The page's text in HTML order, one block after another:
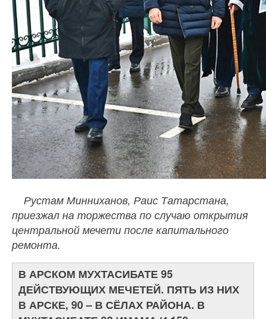
Рустам Минниханов, Раис Татарстана,
приезжал на торжества по случаю открытия
центральной мечети после капитального
ремонта.
В АРСКОМ МУХТАСИБАТЕ 95
ДЕЙСТВУЮЩИХ МЕЧЕТЕЙ. ПЯТЬ ИЗ НИХ
В АРСКЕ, 90 – В СЁЛАХ РАЙОНА. В